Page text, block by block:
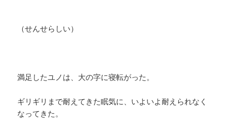
（せんせらしい）
満足したユノは、大の字に寝転がった。
ギリギリまで耐えてきた眠気に、いよいよ耐えられなく
なってきた。